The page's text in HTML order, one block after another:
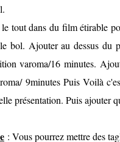
tout dans du film étirable
bol. Ajouter au dessus du
varoma/16 minutes.
9minutes Puis Voilà
présentation. Puis ajouter
: Vous pourrez mettre des